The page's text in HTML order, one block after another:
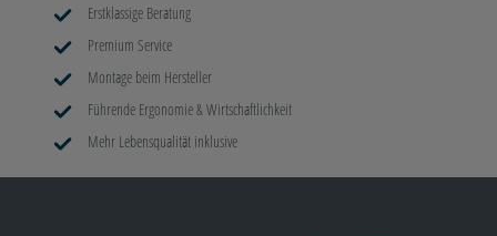
Erstklassige Beratung
Premium Service
Montage beim Hersteller
Führende Ergonomie & Wirtschaftlichkeit
Mehr Lebensqualität inklusive